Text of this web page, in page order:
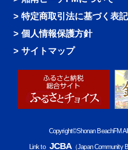
特定商取引法に基づく表記
個人情報保護方針
サイトマップ
Copyright©Shonan BeachFM
Link to JCBA（Japan Community